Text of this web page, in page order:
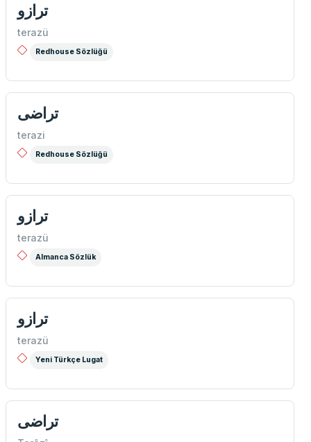
ترازو
terazü
Redhouse Sözlüğü
تراضی
terazi
Redhouse Sözlüğü
ترازو
terazü
Almanca Sözlük
ترازو
terazü
Yeni Türkçe Lugat
تراضی